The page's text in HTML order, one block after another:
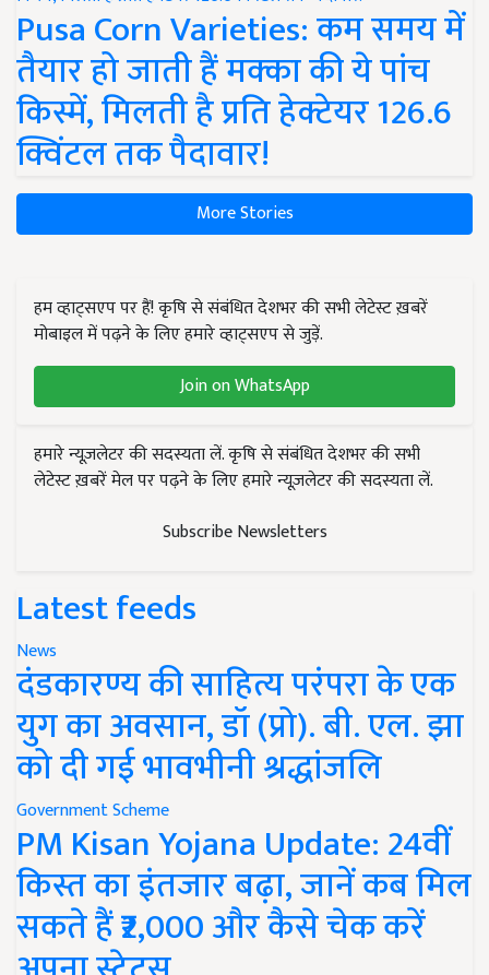
Pusa Corn Varieties: कम समय में
तैयार हो जाती हैं मक्का की ये पांच
किस्में, मिलती है प्रति हेक्टेयर 126.6
क्विंटल तक पैदावार!
More Stories
हम व्हाट्सएप पर हैं! कृषि से संबंधित देशभर की सभी लेटेस्ट ख़बरें
मोबाइल में पढ़ने के लिए हमारे व्हाट्सएप से जुड़ें.
Join on WhatsApp
हमारे न्यूज़लेटर की सदस्यता लें. कृषि से संबंधित देशभर की सभी
लेटेस्ट ख़बरें मेल पर पढ़ने के लिए हमारे न्यूज़लेटर की सदस्यता लें.
Subscribe Newsletters
Latest feeds
News
दंडकारण्य की साहित्य परंपरा के एक
युग का अवसान, डॉ (प्रो). बी. एल. झा
को दी गई भावभीनी श्रद्धांजलि
Government Scheme
PM Kisan Yojana Update: 24वीं
किस्त का इंतजार बढ़ा, जानें कब मिल
सकते हैं ₹2,000 और कैसे चेक करें